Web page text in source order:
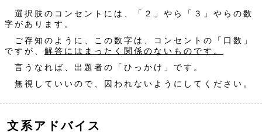
選択肢のコンセントには、「２」やら「３」やらの数
字があります。
ご存知のように、この数字は、コンセントの「口数」
ですが、 解答にはまったく関係のないものです。
言うなれば、出題者の「ひっかけ」です。
無視していいので、囚われないようにしてください。
文系アドバイス